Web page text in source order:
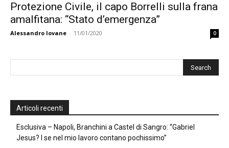
Protezione Civile, il capo Borrelli sulla frana
amalfitana: “Stato d’emergenza”
Alessandro Iovane - 11/01/2020 0
Articoli recenti
Esclusiva – Napoli, Branchini a Castel di Sangro: “Gabriel
Jesus? I se nel mio lavoro contano pochissimo”